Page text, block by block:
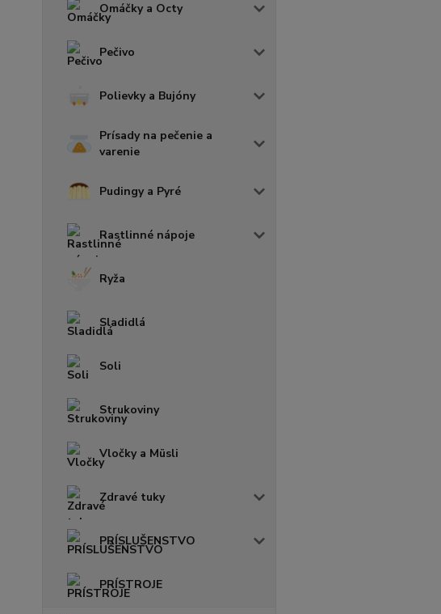
Omáčky a Octy
Pečivo
Polievky a Bujóny
Prísady na pečenie a
varenie
Pudingy a Pyré
Rastlinné nápoje
Ryža
Sladidlá
Soli
Strukoviny
Vločky a Müsli
Zdravé tuky
PRÍSLUŠENSTVO
PRÍSTROJE